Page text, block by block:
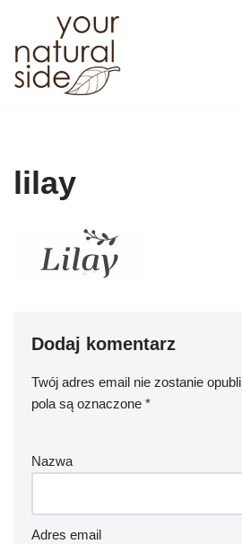
Przejdź
do
treści
lilay
Dodaj komentarz
Twój adres email nie zostanie
pola są oznaczone *
Nazwa
Adres email